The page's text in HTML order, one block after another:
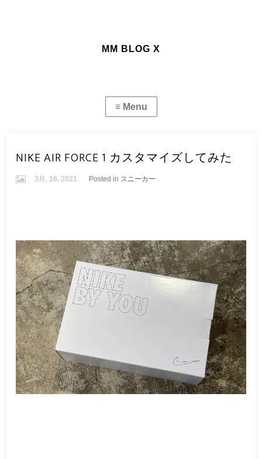
MM BLOG X
NIKE AIR FORCE 1 カスタマイズしてみた
3月, 16, 2021 Posted in スニーカー